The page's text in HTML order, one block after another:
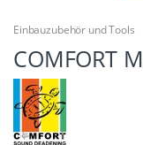
Einbauzubehör und Tools
COMFORT